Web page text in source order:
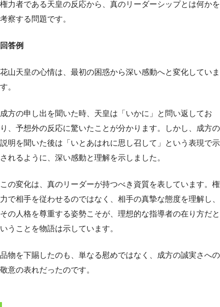
権力者である天皇の反応から、真のリーダーシップとは何かを
考察する問題です。
回答例
花山天皇の心情は、最初の困惑から深い感動へと変化していま
す。
成方の申し出を聞いた時、天皇は「いかに」と問い返してお
り、予想外の反応に驚いたことが分かります。しかし、成方の
説明を聞いた後は「いとあはれに思し召して」という表現で示
されるように、深い感動と理解を示しました。
この変化は、真のリーダーが持つべき資質を表しています。権
力で相手を従わせるのではなく、相手の真摯な態度を理解し、
その人格を尊重する姿勢こそが、理想的な指導者の在り方だと
いうことを物語は示しています。
品物を下賜したのも、単なる慰めではなく、成方の誠実さへの
敬意の表れだったのです。